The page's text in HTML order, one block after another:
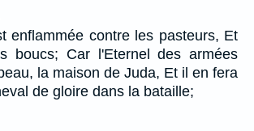
enflammée contre les pasteurs, Et
boucs; Car l'Eternel des armées
la maison de Juda, Et il en fera
de gloire dans la bataille;